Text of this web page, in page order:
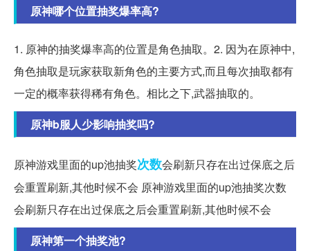
原神哪个位置抽奖爆率高?
1. 原神的抽奖爆率高的位置是角色抽取。2. 因为在原神中,
角色抽取是玩家获取新角色的主要方式,而且每次抽取都有
一定的概率获得稀有角色。相比之下,武器抽取的。
原神b服人少影响抽奖吗?
原神游戏里面的up池抽奖次数会刷新只存在出过保底之后
会重置刷新,其他时候不会 原神游戏里面的up池抽奖次数
会刷新只存在出过保底之后会重置刷新,其他时候不会
原神第一个抽奖池?